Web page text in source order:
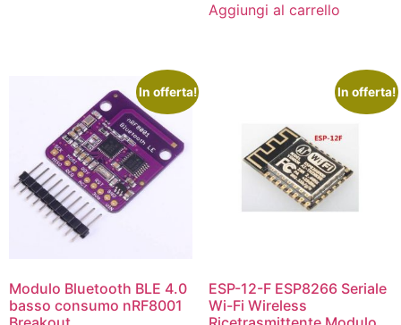
Aggiungi al carrello
In offerta!
Modulo Bluetooth BLE 4.0
basso consumo nRF8001
In offerta!
ESP-12-F ESP8266 Seriale
Wi-Fi Wireless